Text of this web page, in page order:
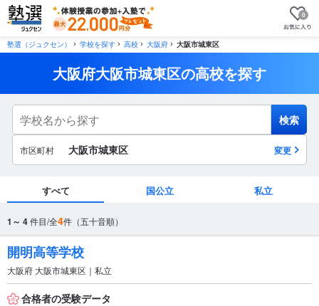
0
塾選（ジュクセン） 学校を探す 高校 大阪府 大阪市城東区
大阪府大阪市城東区の高校を探す
検索
市区町村 大阪市城東区 変更
市区町村
駅・路線から探す
すべて 国公立 私立
1～ 4件目/全4件（五十音順）
開明高等学校
大阪府 大阪市城東区｜私立
合格者の受験データ